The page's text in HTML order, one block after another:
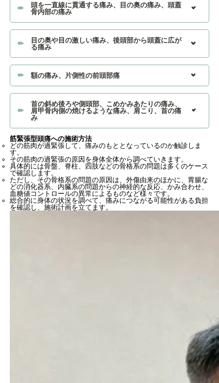
頭を一直線に貫通する痛み、目の奥の痛み、頭蓋
骨内部の痛み
目の奥や目の激しい痛み、後頭部から頭蓋に広が
る痛み
額の痛み、片側性の前頭部痛
首の斜め後ろや側頭部、こめかみあたりの痛み、
肩甲骨内側の焼けるような痛み、肩こり、首の痛
み
筋緊張型頭痛への施術方法
どの筋肉が過緊張して、痛みのもととなっているのか触診しま
す。
その筋肉の過緊張の原因を身体全体から調べていきます。
具体的には骨盤、脊柱、四肢などの骨格系の問題は多くのケース
で確認します。
ただし、その骨格系の問題の原因は、外傷由来のほかに、胃腸な
どの消化器系、内臓系の問題からの神経的な反応、かみ合わせ、
血糖値コントロールの異常によるものなど様々です。
総合的に身体の状況を調べて、痛みにつながる可能性がある負担
を確認し、施術計画を立てます。